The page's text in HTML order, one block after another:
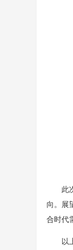
此
向。展
合时代
以